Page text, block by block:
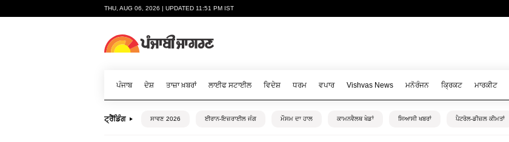
THU, AUG 06, 2026 | UPDATED 11:51 PM IST
ਪੰਜਾਬ ਦੇਸ਼ ਤਾਜ਼ਾ ਖ਼ਬਰਾਂ ਲਾਈਫ ਸਟਾਈਲ ਵਿਦੇਸ਼ ਧਰਮ ਵਪਾਰ Vishvas News ਮਨੋਰੰਜਨ ਕ੍ਰਿਕਟ ਮਾਰਕੀਟ
ਟ੍ਰੈਂਡਿੰਗ ਸਾਵਣ 2026 ਈਰਾਨ-ਇਜ਼ਰਾਈਲ ਜੰਗ ਮੌਸਮ ਦਾ ਹਾਲ ਕਾਮਨਵੈਲਥ ਖੇਡਾਂ ਸਿਆਸੀ ਖਬਰਾਂ ਪੈਟਰੋਲ-ਡੀਜ਼ਲ ਕੀਮਤਾਂ